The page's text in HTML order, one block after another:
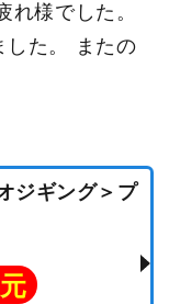
れ様でした。
した。 またの
ジギング＞プ